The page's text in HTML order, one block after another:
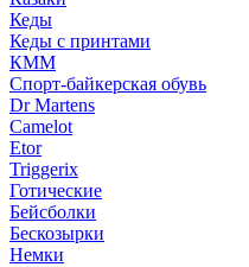
Кеды
Кеды с принтами
КММ
Спорт-байкерская обувь
Dr Martens
Camelot
Etor
Triggerix
Готические
Бейсболки
Бескозырки
Немки